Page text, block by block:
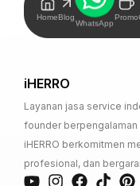
HomeBlog
WhatsApp
Promo
iHERRO
Layanan jasa service
founder berpengalaman
iHERRO berkomitmen
profesional, dan